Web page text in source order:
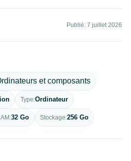
Publié: 7 juillet 2026
et composants
Type Ordinateur
32 Go Stockage 256 Go